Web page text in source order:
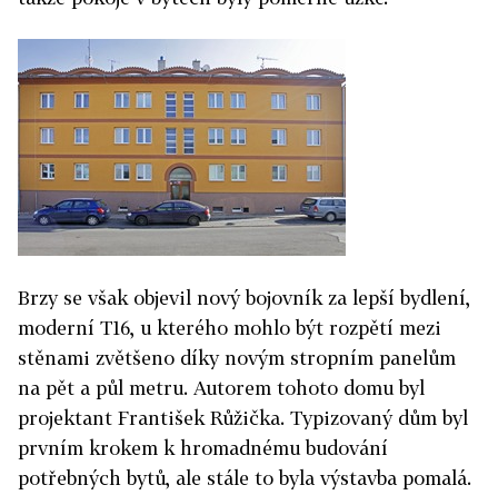
Brzy se však objevil nový bojovník za lepší bydlení,
moderní T16, u kterého mohlo být rozpětí mezi
stěnami zvětšeno díky novým stropním panelům
na pět a půl metru. Autorem tohoto domu byl
projektant František Růžička. Typizovaný dům byl
prvním krokem k hromadnému budování
potřebných bytů, ale stále to byla výstavba pomalá.